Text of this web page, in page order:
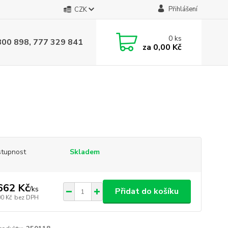
CZK Přihlášení
898, 777 329 841 0ks
za 0,00 Kč
Skladem
Kč/ks
Kč bez DPH
Přidat do košíku